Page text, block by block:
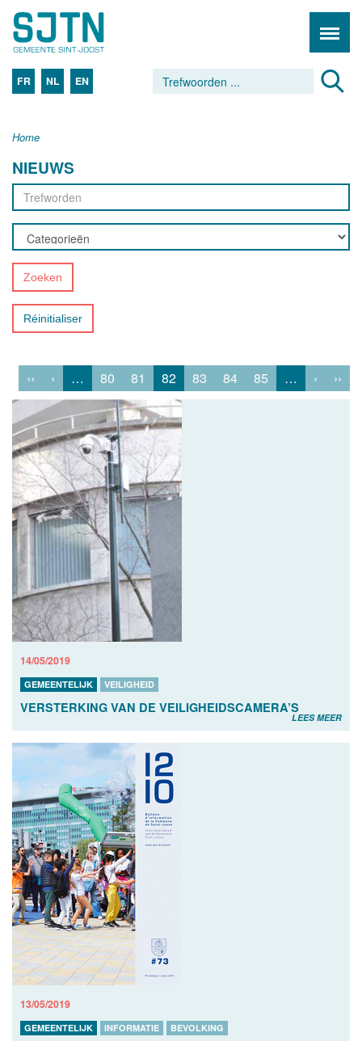
FR NL EN
Home
NIEUWS
Zoeken
Réinitialiser
‹‹ ‹ … 80 81 82 83 84 85 … › ››
14/05/2019
GEMEENTELIJK VEILIGHEID
VERSTERKING VAN DE VEILIGHEIDSCAMERA’S
LEES MEER
13/05/2019
GEMEENTELIJK INFORMATIE BEVOLKING